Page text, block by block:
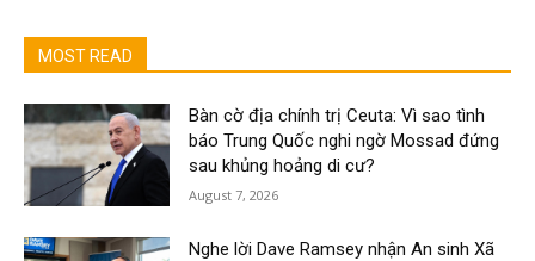
MOST READ
Bàn cờ địa chính trị Ceuta: Vì sao tình
báo Trung Quốc nghi ngờ Mossad đứng
sau khủng hoảng di cư?
August 7, 2026
Nghe lời Dave Ramsey nhận An sinh Xã